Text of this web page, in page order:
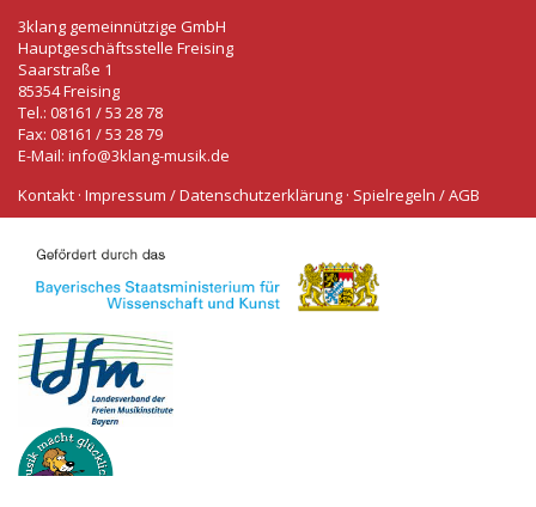
3klang gemeinnützige GmbH
Hauptgeschäftsstelle Freising
Saarstraße 1
85354 Freising
Tel.: 08161 / 53 28 78
Fax: 08161 / 53 28 79
E-Mail: info@3klang-musik.de
Kontakt · Impressum / Datenschutzerklärung · Spielregeln / AGB